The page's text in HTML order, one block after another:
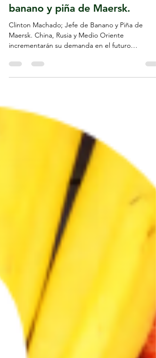
Clinton Machado: Jefe de
banano y piña de Maersk.
Clinton Machado; Jefe de Banano y Piña de
incrementarán su demanda en el futuro
inmediato.